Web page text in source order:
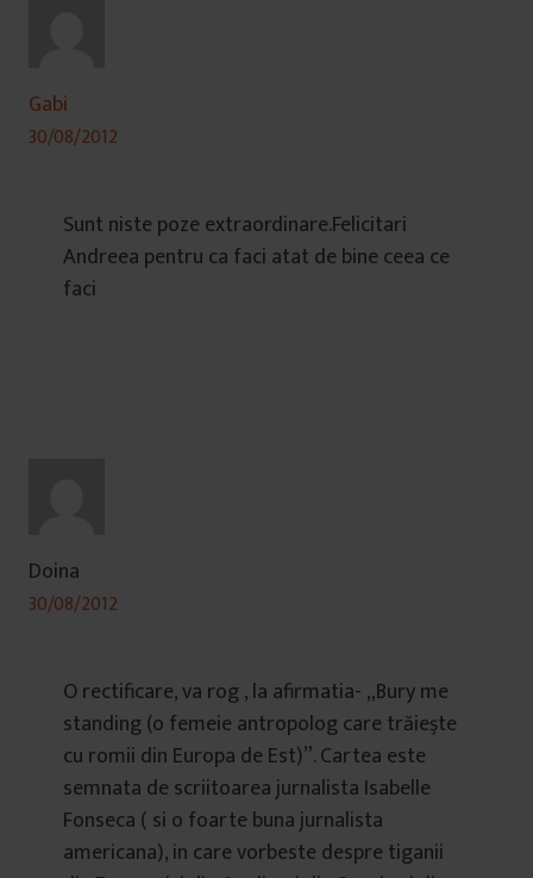
Gabi
30/08/2012
Sunt niste poze extraordinare.Felicitari
Andreea pentru ca faci atat de bine ceea ce
faci
Doina
30/08/2012
O rectificare, va rog , la afirmatia- „Bury me
standing (o femeie antropolog care trăieşte
cu romii din Europa de Est)”. Cartea este
semnata de scriitoarea jurnalista Isabelle
Fonseca ( si o foarte buna jurnalista
americana), in care vorbeste despre tiganii